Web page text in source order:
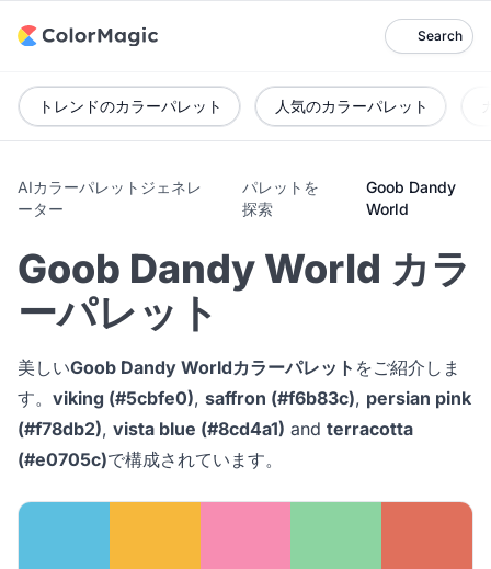
Search
トレンドのカラーパレット 人気のカラーパレット
AIカラーパレットジェネレ
ーター
パレットを
探索
Goob Dandy
World
Goob Dandy World カラ
ーパレット
美しいGoob Dandy Worldカラーパレット をご紹介しま
す。 viking (#5cbfe0), saffron (#f6b83c), persian pink
(#f78db2), vista blue (#8cd4a1) and terracotta
(#e0705c)で構成されています。